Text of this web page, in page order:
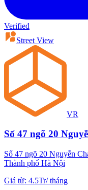
Verified
Street View
VR
Số 47 ngõ 20
Số 47 ngõ 20 Nguyễn
Thành phố Hà Nội
Giá từ: 4.5Tr/tháng